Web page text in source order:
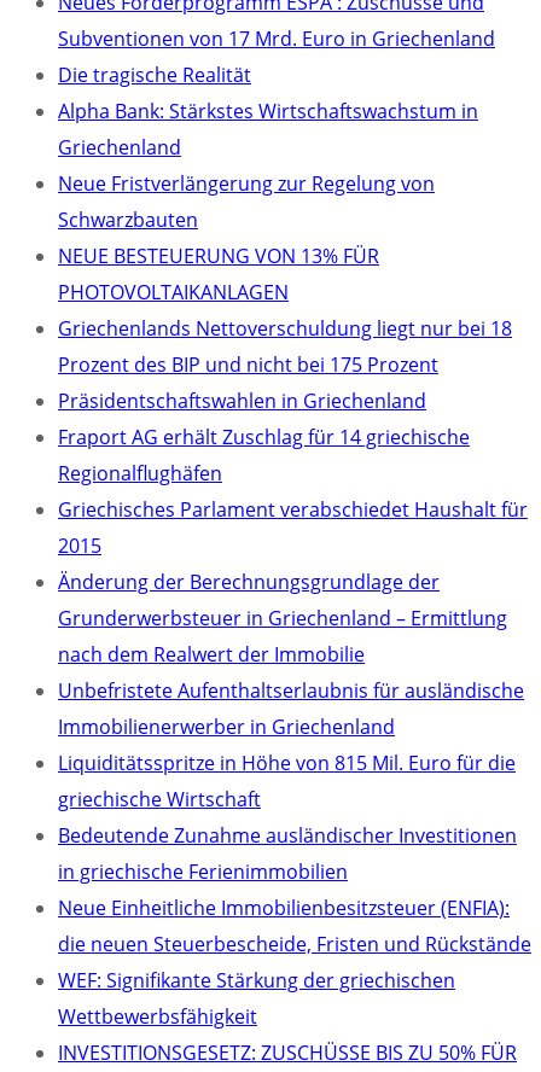
Subventionen von 17 Mrd. Euro in Griechenland
Die tragische Realität
Alpha Bank: Stärkstes Wirtschaftswachstum in
Griechenland
Neue Fristverlängerung zur Regelung von
Schwarzbauten
NEUE BESTEUERUNG VON 13% FÜR
PHOTOVOLTAIKANLAGEN
Griechenlands Nettoverschuldung liegt nur bei 18
Prozent des BIP und nicht bei 175 Prozent
Präsidentschaftswahlen in Griechenland
Fraport AG erhält Zuschlag für 14 griechische
Regionalflughäfen
Griechisches Parlament verabschiedet Haushalt für
2015
Änderung der Berechnungsgrundlage der
Grunderwerbsteuer in Griechenland – Ermittlung
nach dem Realwert der Immobilie
Unbefristete Aufenthaltserlaubnis für ausländische
Immobilienerwerber in Griechenland
Liquiditätsspritze in Höhe von 815 Mil. Euro für die
griechische Wirtschaft
Bedeutende Zunahme ausländischer Investitionen
in griechische Ferienimmobilien
Neue Einheitliche Immobilienbesitzsteuer (ENFIA):
die neuen Steuerbescheide, Fristen und Rückstände
WEF: Signifikante Stärkung der griechischen
Wettbewerbsfähigkeit
INVESTITIONSGESETZ: ZUSCHÜSSE BIS ZU 50% FÜR